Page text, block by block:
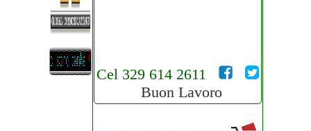
Cel 329 614 2611
Buon Lavoro